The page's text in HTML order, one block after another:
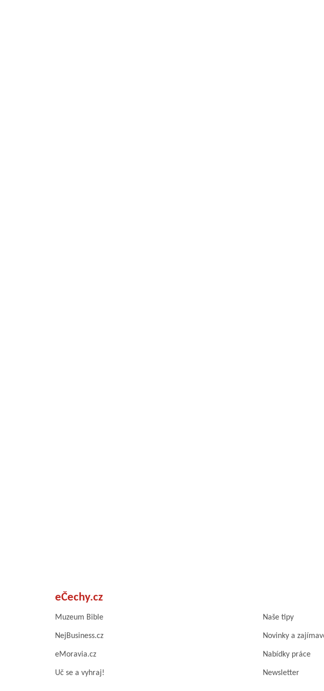
eČechy.cz
Muzeum Bible Naše tipy
NejBusiness.cz Novinky a
eMoravia.cz Nabídky práce
Uč se a vyhraj! Newsletter